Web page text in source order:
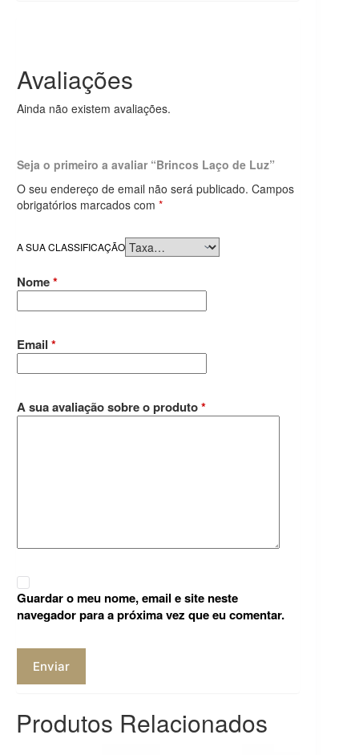
Avaliações
Ainda não existem avaliações.
Seja o primeiro a avaliar “Brincos Laço de Luz”
O seu endereço de email não será publicado. Campos
obrigatórios marcados com *
A SUA CLASSIFICAÇÃO
Nome*
Email *
A sua avaliação sobre o produto*
Guardar o meu nome, email e site neste
navegador para a próxima vez que eu comentar.
Enviar
Produtos Relacionados